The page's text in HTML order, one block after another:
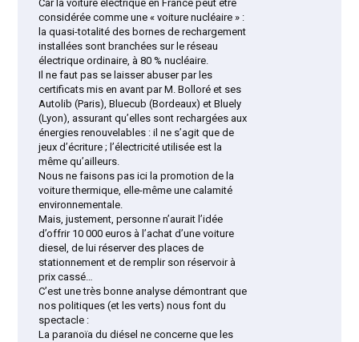
Car la voiture électrique en France peut être
considérée comme une « voiture nucléaire » :
la quasi-totalité des bornes de rechargement
installées sont branchées sur le réseau
électrique ordinaire, à 80 % nucléaire.
Il ne faut pas se laisser abuser par les
certificats mis en avant par M. Bolloré et ses
Autolib (Paris), Bluecub (Bordeaux) et Bluely
(Lyon), assurant qu’elles sont rechargées aux
énergies renouvelables : il ne s’agit que de
jeux d’écriture ; l’électricité utilisée est la
même qu’ailleurs.
Nous ne faisons pas ici la promotion de la
voiture thermique, elle-même une calamité
environnementale.
Mais, justement, personne n’aurait l’idée
d’offrir 10 000 euros à l’achat d’une voiture
diesel, de lui réserver des places de
stationnement et de remplir son réservoir à
prix cassé…
C’est une très bonne analyse démontrant que
nos politiques (et les verts) nous font du
spectacle :
La paranoïa du diésel ne concerne que les